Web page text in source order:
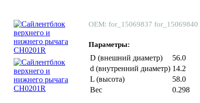
ОЕМ: for_15069837 for_15069840
Параметры:
D (внешний диаметр)
56.0
d (внутренний диаметр) 14.2
L (высота)
58.0
Вес
0.298